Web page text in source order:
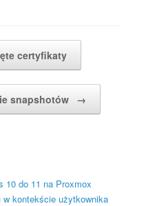
certyfikaty
snapshotów →
10 do 11 na Proxmox
w kontekście użytkownika